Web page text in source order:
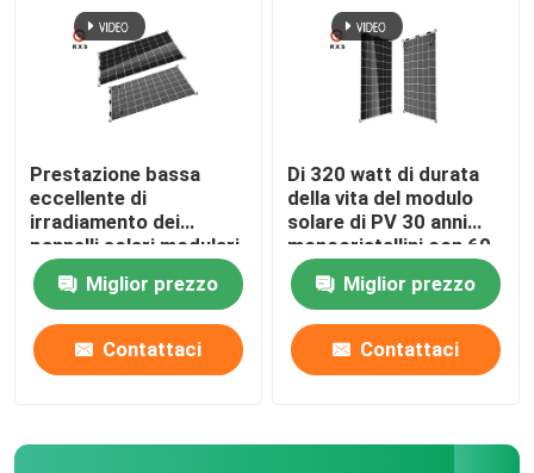
Prestazione bassa
eccellente di
irradiamento dei
pannelli solari modulari
Bifacial durevoli
Miglior prezzo
Contattaci
Di 320 watt di durata
della vita del modulo
solare di PV 30 anni
monocristallini con 60
cellule
Miglior prezzo
Contattaci